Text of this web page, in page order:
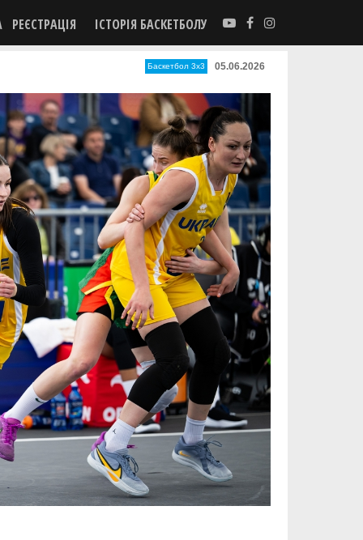
РЕЄСТРАЦІЯ ІСТОРІЯ БАСКЕТБОЛУ
Баскетбол 3х3 05.06.2026